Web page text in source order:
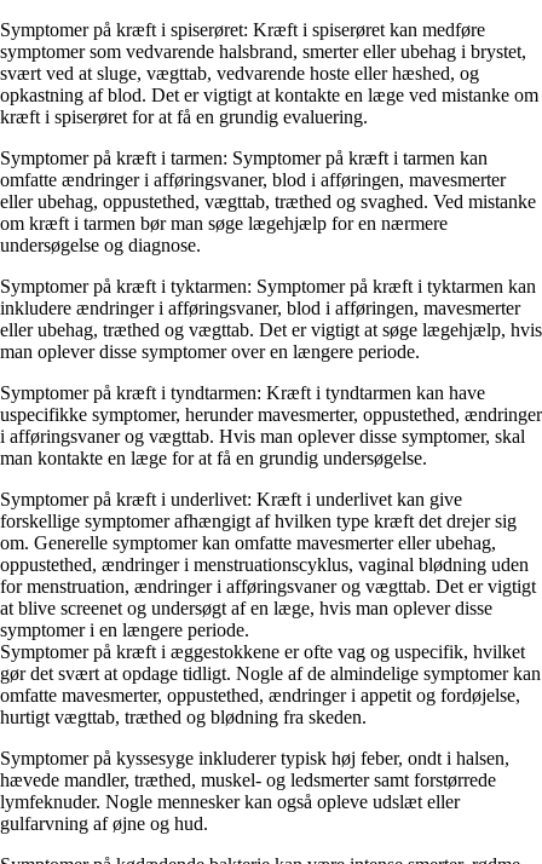
Symptomer på kræft i spiserøret: Kræft i spiserøret kan medføre
symptomer som vedvarende halsbrand, smerter eller ubehag i brystet,
svært ved at sluge, vægttab, vedvarende hoste eller hæshed, og
opkastning af blod. Det er vigtigt at kontakte en læge ved mistanke om
kræft i spiserøret for at få en grundig evaluering.
Symptomer på kræft i tarmen: Symptomer på kræft i tarmen kan
omfatte ændringer i afføringsvaner, blod i afføringen, mavesmerter
eller ubehag, oppustethed, vægttab, træthed og svaghed. Ved mistanke
om kræft i tarmen bør man søge lægehjælp for en nærmere
undersøgelse og diagnose.
Symptomer på kræft i tyktarmen: Symptomer på kræft i tyktarmen kan
inkludere ændringer i afføringsvaner, blod i afføringen, mavesmerter
eller ubehag, træthed og vægttab. Det er vigtigt at søge lægehjælp, hvis
man oplever disse symptomer over en længere periode.
Symptomer på kræft i tyndtarmen: Kræft i tyndtarmen kan have
uspecifikke symptomer, herunder mavesmerter, oppustethed, ændringer
i afføringsvaner og vægttab. Hvis man oplever disse symptomer, skal
man kontakte en læge for at få en grundig undersøgelse.
Symptomer på kræft i underlivet: Kræft i underlivet kan give
forskellige symptomer afhængigt af hvilken type kræft det drejer sig
om. Generelle symptomer kan omfatte mavesmerter eller ubehag,
oppustethed, ændringer i menstruationscyklus, vaginal blødning uden
for menstruation, ændringer i afføringsvaner og vægttab. Det er vigtigt
at blive screenet og undersøgt af en læge, hvis man oplever disse
symptomer i en længere periode.
Symptomer på kræft i æggestokkene er ofte vag og uspecifik, hvilket
gør det svært at opdage tidligt. Nogle af de almindelige symptomer kan
omfatte mavesmerter, oppustethed, ændringer i appetit og fordøjelse,
hurtigt vægttab, træthed og blødning fra skeden.
Symptomer på kyssesyge inkluderer typisk høj feber, ondt i halsen,
hævede mandler, træthed, muskel- og ledsmerter samt forstørrede
lymfeknuder. Nogle mennesker kan også opleve udslæt eller
gulfarvning af øjne og hud.